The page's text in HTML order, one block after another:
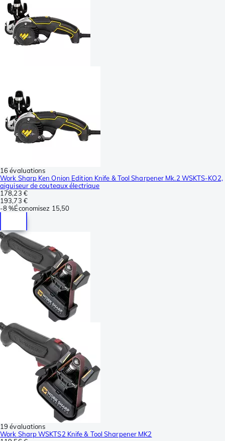
16 évaluations
Work Sharp Ken Onion Edition Knife & Tool Sharpener Mk.2 WSKTS-KO2,
aiguiseur de couteaux électrique
178,23 €
193,73 €
-8 %Économisez 15,50
19 évaluations
Work Sharp WSKTS2 Knife & Tool Sharpener MK2